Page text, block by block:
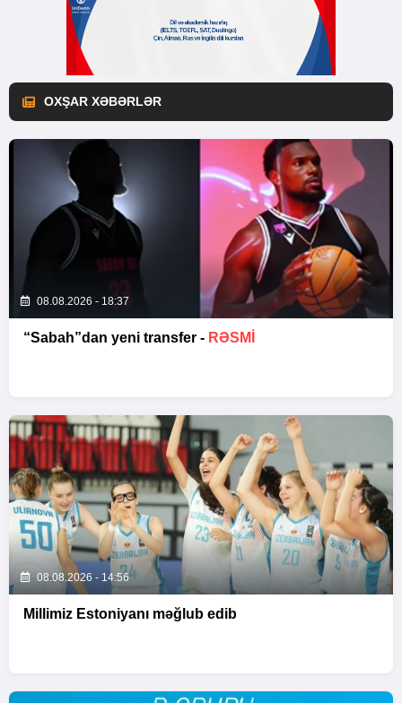
OXŞAR XƏBƏRLƏR
08.08.2026 - 18:37
“Sabah”dan yeni transfer - RƏSMİ
08.08.2026 - 14:56
Millimiz Estoniyanı məğlub edib